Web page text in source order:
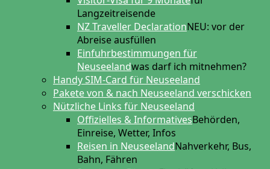
Langzeitreisende
NZ Traveller DeclarationNEU: vor der
Abreise ausfüllen
Einfuhrbestimmungen für
Neuseelandwas darf ich mitnehmen?
Handy SIM-Card für Neuseeland
Pakete von & nach Neuseeland verschicken
Nützliche Links für Neuseeland
Offizielles & InformativesBehörden,
Einreise, Wetter, Infos
Reisen in NeuseelandNahverkehr, Bus,
Bahn, Fähren